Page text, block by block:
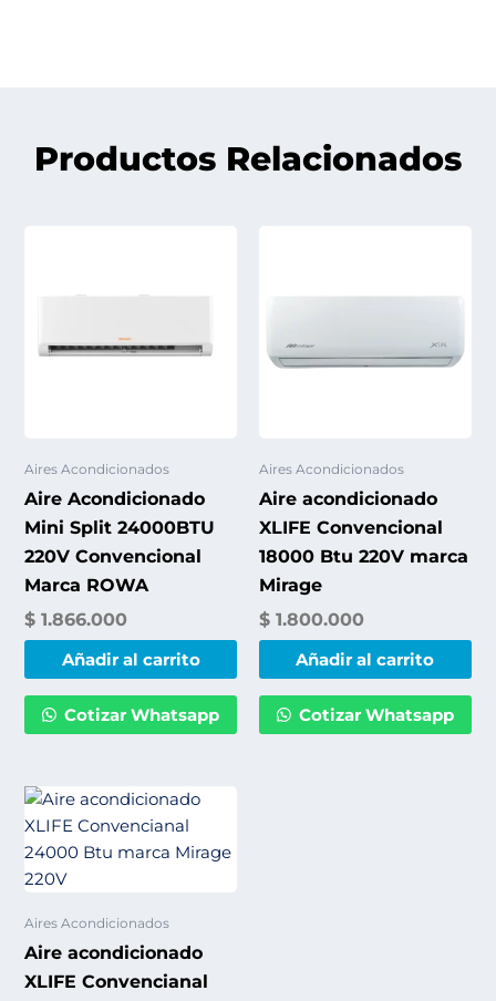
Productos Relacionados
Aires Acondicionados
Aire Acondicionado
Mini Split 24000BTU
220V Convencional
Marca ROWA
$ 1.866.000
Añadir al carrito
Cotizar Whatsapp
Aires Acondicionados
Aire acondicionado
XLIFE Convencional
18000 Btu 220V marca
Mirage
$ 1.800.000
Añadir al carrito
Cotizar Whatsapp
Aires Acondicionados
Aire acondicionado
XLIFE Convencianal